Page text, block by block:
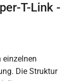
T-Link -